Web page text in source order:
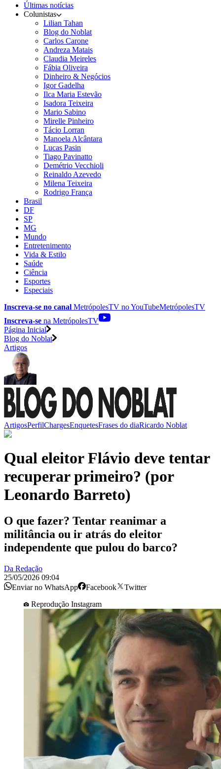
Últimas notícias
Colunistas
Lilian Tahan
Blog do Noblat
Carlos Carone
Andreza Matais
Claudia Meireles
Fábia Oliveira
Dinheiro & Negócios
Igor Gadelha
Ilca Maria Estevão
Isadora Teixeira
Mario Sabino
Mirelle Pinheiro
Tácio Lorran
Manoela Alcântara
Lucas Pasin
Tiago Pavinatto
Demétrio Vecchioli
Reinaldo Azevedo
Milena Teixeira
Rodrigo França
Brasil
DF
SP
MG
Mundo
Entretenimento
Vida & Estilo
Saúde
Ciência
Esportes
Especiais
Inscreva-se no canal MetrópolesTV noYouTubeMetrópolesTV
Inscreva-se na MetrópolesTV
Página Inicial
Blog do Noblat
Artigos
ArtigosPerfilChargesEnquetesFrases do diaRicardo Noblat
Qual eleitor Flávio deve tentar
recuperar primeiro? (por
Leonardo Barreto)
O que fazer? Tentar reanimar a
militância ou ir atrás do eleitor
independente que pulou do barco?
Da Redação
25/05/2026 09:04
Enviar no WhatsApp
Facebook
Twitter
Reprodução Instagram